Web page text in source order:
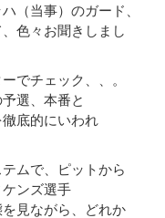
（当事）のガード、
色々お聞きしまし
でチェック、、。
選、本番と
底的にいわれ
ムで、ピットから
ンズ選手
を見ながら、どれか